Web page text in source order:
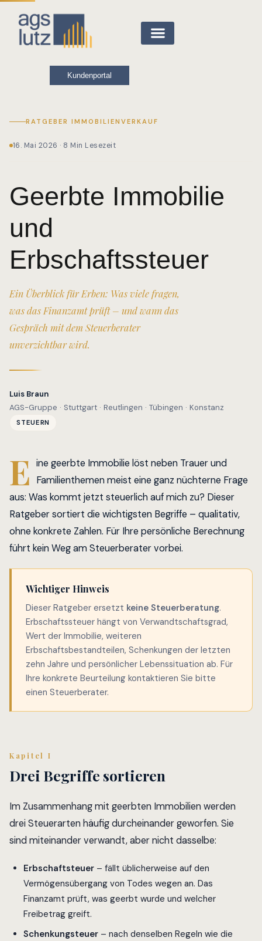
Kundenportal
RATGEBER IMMOBILIENVERKAUF
16. Mai 2026 · 8 Min Lesezeit
Geerbte Immobilie
und
Erbschaftssteuer
Ein Überblick für Erben: Was viele fragen,
was das Finanzamt prüft – und wann das
Gespräch mit dem Steuerberater
unverzichtbar wird.
Luis Braun
AGS-Gruppe · Stuttgart · Reutlingen · Tübingen · Konstanz
STEUERN
E ine geerbte Immobilie löst neben Trauer und
Familienthemen meist eine ganz nüchterne Frage
aus: Was kommt jetzt steuerlich auf mich zu? Dieser
Ratgeber sortiert die wichtigsten Begriffe – qualitativ,
ohne konkrete Zahlen. Für Ihre persönliche Berechnung
führt kein Weg am Steuerberater vorbei.
Wichtiger Hinweis
Dieser Ratgeber ersetzt keine Steuerberatung.
Erbschaftssteuer hängt von Verwandtschaftsgrad,
Wert der Immobilie, weiteren
Erbschaftsbestandteilen, Schenkungen der letzten
zehn Jahre und persönlicher Lebenssituation ab. Für
Ihre konkrete Beurteilung kontaktieren Sie bitte
einen Steuerberater.
Kapitel I
Drei Begriffe sortieren
Im Zusammenhang mit geerbten Immobilien werden
drei Steuerarten häufig durcheinander geworfen. Sie
sind miteinander verwandt, aber nicht dasselbe:
Erbschaftsteuer – fällt üblicherweise auf den
Vermögensübergang von Todes wegen an. Das
Finanzamt prüft, was geerbt wurde und welcher
Freibetrag greift.
Schenkungsteuer – nach denselben Regeln wie die